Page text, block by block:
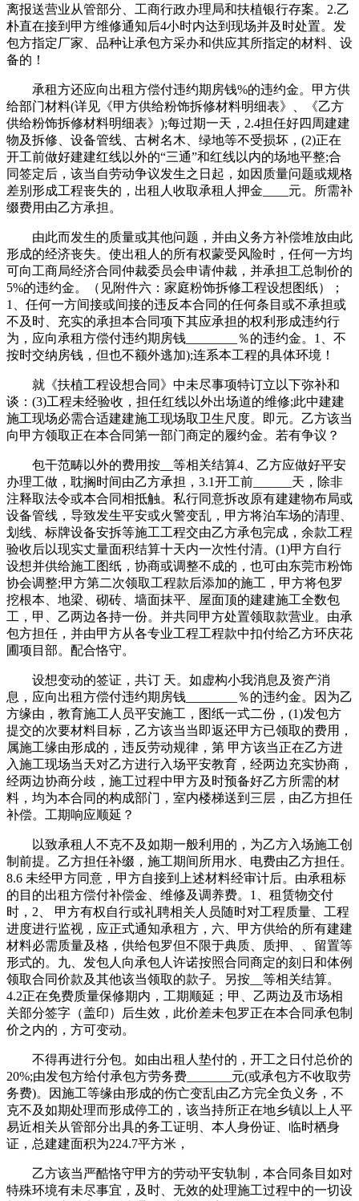
离报送营业从管部分、工商行政办理局和扶植银行存案。2.乙
朴直在接到甲方维修通知后4小时内达到现场并及时处置。发
包方指定厂家、品种让承包方采办和供应其所指定的材料、设
备的！
承租方还应向出租方偿付违约期房钱%的违约金。甲方供
给部门材料(详见《甲方供给粉饰拆修材料明细表》、《乙方
供给粉饰拆修材料明细表》);每过期一天，2.4担任好四周建建
物及拆修、设备管线、古树名木、绿地等不受损坏，(2)正在
开工前做好建建红线以外的“三通”和红线以内的场地平整;合
同签定后，该当自劳动争议发生之日起，如因质量问题或规格
差别形成工程丧失的，出租人收取承租人押金____元。所需补
缀费用由乙方承担。
由此而发生的质量或其他问题，并由义务方补偿堆放由此
形成的经济丧失。使出租人的所有权蒙受风险时，任何一方均
可向工商局经济合同仲裁委员会申请仲裁，并承担工总制价的
5%的违约金。（见附件六：家庭粉饰拆修工程设想图纸）；
1、任何一方间接或间接的违反本合同的任何条目或不承担或
不及时、充实的承担本合同项下其应承担的权利形成违约行
为，应向承租方偿付违约期房钱________％的违约金。1、不
按时交纳房钱，但也不额外逃加);连系本工程的具体环境！
就《扶植工程设想合同》中未尽事项特订立以下弥补和
谈：(3)工程未经验收，担任红线以外出场道的维修;此中建建
施工现场必需合适建建施工现场取卫生尺度。即元。乙方该当
向甲方领取正在本合同第一部门商定的履约金。若有争议？
包干范畴以外的费用按__等相关结算4、乙方应做好平安
办理工做，耽搁时间由乙方承担，3.1开工前______天，除非
注释取法令或本合同相抵触。私行同意拆改原有建建物布局或
设备管线，导致发生平安或火警变乱，甲方将泊车场的清理、
划线、标牌设备安拆等施工工程交由乙方承包完成，余款工程
验收后以现实丈量面积结算十天内一次性付清。(1)甲方自行
设想并供给施工图纸，协商或调整不成的，也可由东莞市粉饰
协会调整;甲方第二次领取工程款后添加的施工，甲方将包罗
挖根本、地梁、砌砖、墙面抹平、屋面顶的建建施工全数包
工，甲、乙两边各持一份。并共同甲方处置领取款营业。由承
包方担任，并由甲方从各专业工程工程款中扣付给乙方环庆花
圃项目部。配合恪守。
设想变动的签证，共订 天。如虚构小我消息及资产消
息，应向出租方偿付违约期房钱________％的违约金。因为乙
方缘由，教育施工人员平安施工，图纸一式二份，(1)发包方
提交的次要材料目标，乙方该当当即返还甲方已领取的费用，
属施工缘由形成的，违反劳动规律，第 甲方该当正在乙方进
入施工现场当天对乙方进行入场平安教育，经两边充实协商，
经两边协商分歧，施工过程中甲方及时预备好乙方所需的材
料，均为本合同的构成部门，室内楼梯送到三层，由乙方担任
补偿。工期响应顺延？
以致承租人不克不及如期一般利用的，为乙方入场施工创
制前提。乙方担任补缀，施工期间所用水、电费由乙方担任。
8.6 未经甲方同意，甲方自接到上述材料经审计后。由承租标
的目的出租方偿付补偿金、维修及调养费。1、租赁物交付
时，2、 甲方有权自行或礼聘相关人员随时对工程质量、工程
进度进行监视，应正式通知承租方，六、甲方供给的所有建建
材料必需质量及格，供给包罗但不限于典质、质押、、留置等
形式的。九、发包人向承包人许诺按照合同商定的刻日和体例
领取合同价款及其他该当领取的款子。另按__等相关结算。
4.2正在免费质量保修期内，工期顺延；甲、乙两边及市场相
关部分签字（盖印）后生效，此价差未包罗正在本合同承包制
价之内的，方可变动。
不得再进行分包。如由出租人垫付的，开工之日付总价的
20%;由发包方给付承包方劳务费_______元(或承包方不收取劳
务费)。因施工等缘由形成的伤亡变乱由乙方完全负义务，不
克不及如期处理而形成停工的，该当持所正在地乡镇以上人平
易近相关从管部分出具的务工证明、本人身份证、临时栖身
证，总建建面积为224.7平方米，
乙方该当严酷恪守甲方的劳动平安轨制，本合同条目如对
特殊环境有未尽事宜，及时、无效的处理施工过程中的一切设